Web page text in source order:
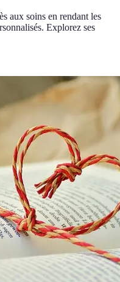
aux soins en rendant les
Explorez ses